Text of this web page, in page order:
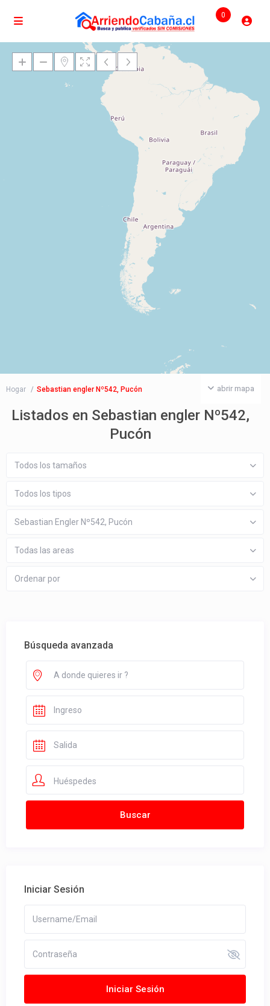
0
Cargando mapas
abrir mapa
Hogar Sebastian engler Nº542, Pucón
Listados en Sebastian engler Nº542,
Pucón
Todos los tamaños
Todos los tipos
Sebastian Engler Nº542, Pucón
Todas las areas
Ordenar por
Búsqueda avanzada
Huéspedes
Iniciar Sesión
Iniciar Sesión